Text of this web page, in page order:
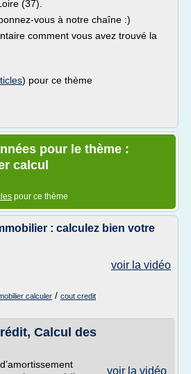
(37).
vous à notre chaîne :)
comment vous avez trouvé la
) pour ce thème
pour le thème :
calcul
pour ce thème
: calculez bien votre
voir la vidéo
calculer / cout credit
Calcul des
voir la vidéo